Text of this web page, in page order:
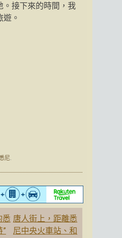
。接下來的時間，我
。
尼
悉 唐人街上，距離悉
尼中央火車站、和